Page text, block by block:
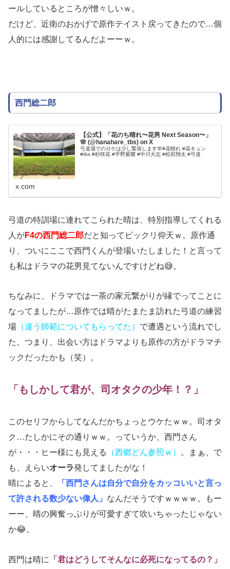
ールしているところが憎々しいｗ。
だけど、近衛のおかげで原作テイスト戻ってきたので…個
人的には感謝してるんだよーーｗ。
西門総二郎
【公式】「花のち晴れ〜花男 Next Season〜」
🌸 (@hanahare_tbs) on X
弓道場でのロケは少し緊張します🌸#花晴れ #花キュン
#tbs #杉咲花 #平野紫耀 #中川大志 #松田翔太 #弓道
x.com
弓道の特訓場に連れてこられた晴は、特別指導してくれる
人がF4の西門総二郎だと知ってビックリ仰天ｗ。原作通
り、ついにここで西門くんが登場いたしました！と言って
も私はドラマの花男見てないんですけどね😅。
ちなみに、ドラマでは一茶の家元繋がりが縁でってことに
なってましたが…原作では晴がたまたま訪れた弓道の練習
場 （違う師範についてもらってた） で遭遇という流れでし
た。つまり、出会い方はドラマよりも原作の方がドラマチ
ックだったかも（笑）。
「もしかして君が、司オタクの少年！？」
このセリフからしてなんだかちょっとウケたｗｗ。司オタ
ク…たしかにその通りｗｗ。っていうか、西門さん
が・・・ヒー様にも見える
（西郷どん参照ｗ）
。まぁ、で
も、えらいオーラ発してましたがな！
晴によると、
「西門さんは自分で自分をカッコいいと言っ
て許される数少ない偉人」 なんだそうですｗｗｗｗ。もー
ーー、晴の興奮っぷりが可愛すぎて吹いちゃったじゃない
か😂。
西門は晴に 「君はどうしてそんなに必死になってるの？」